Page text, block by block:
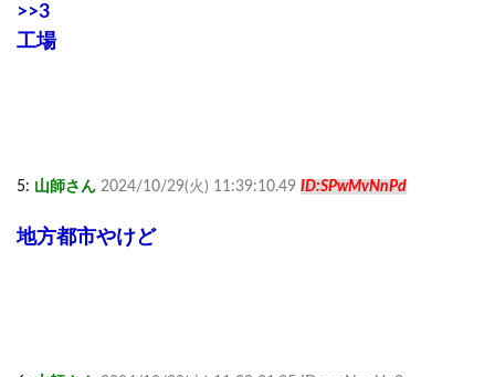
>>3
工場
5: 山師さん 2024/10/29(火) 11:39:10.49 ID:SPwMvNnPd
地方都市やけど